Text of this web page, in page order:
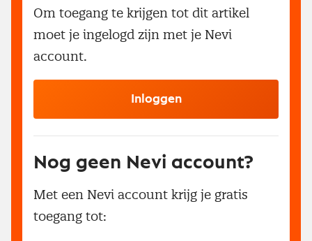
Om toegang te krijgen tot dit artikel
moet je ingelogd zijn met je Nevi
account.
Inloggen
Nog geen Nevi account?
Met een Nevi account krijg je gratis
toegang tot: